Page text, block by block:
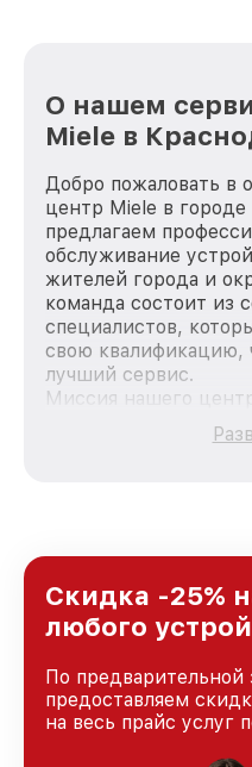
О нашем
Miele в
Добро пожаловать в
центр Miele в
предлагаем
обслуживание
жителей города и
команда состоит из
специалистов,
свою квалификацию,
лучший сервис.
Миссия нашего
качественный и
каждого
Краснодаре,
доверия и
Скидка -25%
любого
По предварительной
предоставляем
на весь прайс услуг